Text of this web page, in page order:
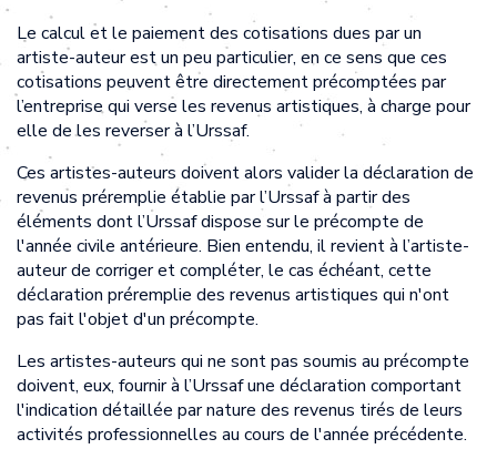
Le calcul et le paiement des cotisations dues par un
artiste-auteur est un peu particulier, en ce sens que ces
cotisations peuvent être directement précomptées par
l’entreprise qui verse les revenus artistiques, à charge pour
elle de les reverser à l’Urssaf.
Ces artistes-auteurs doivent alors valider la déclaration de
revenus préremplie établie par l’Urssaf à partir des
éléments dont l’Urssaf dispose sur le précompte de
l'année civile antérieure. Bien entendu, il revient à l’artiste-
auteur de corriger et compléter, le cas échéant, cette
déclaration préremplie des revenus artistiques qui n'ont
pas fait l'objet d'un précompte.
Les artistes-auteurs qui ne sont pas soumis au précompte
doivent, eux, fournir à l’Urssaf une déclaration comportant
l'indication détaillée par nature des revenus tirés de leurs
activités professionnelles au cours de l'année précédente.